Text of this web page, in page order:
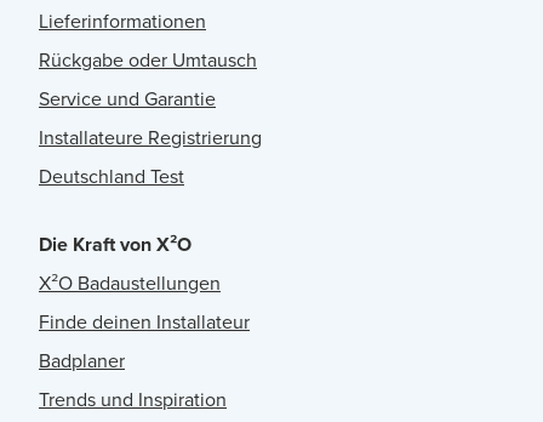
Lieferinformationen
Rückgabe oder Umtausch
Service und Garantie
Installateure Registrierung
Deutschland Test
Die Kraft von X²O
X²O Badaustellungen
Finde deinen Installateur
Badplaner
Trends und Inspiration